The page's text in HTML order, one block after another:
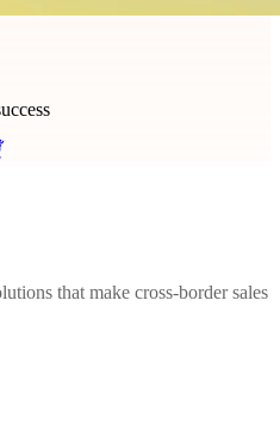
that make cross-border sales